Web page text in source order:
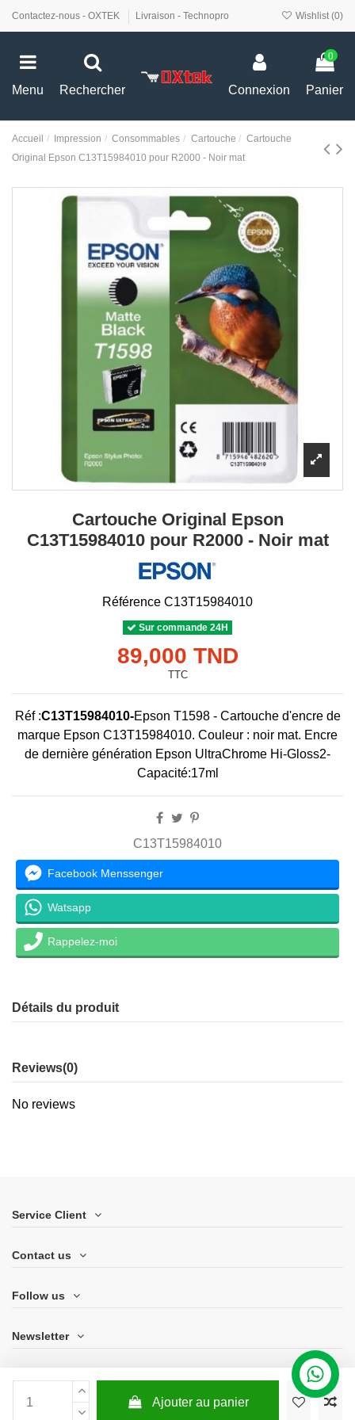
Contactez-nous - OXTEK Livraison - Technopro Wishlist (0)
Menu Rechercher Connexion
0
Panier
Accueil Impression Consommables Cartouche
Cartouche
Original Epson C13T15984010 pour R2000 - Noir mat
Cartouche Original Epson
C13T15984010 pour R2000 - Noir mat
Référence C13T15984010
Sur commande 24H
89,000 TND
TTC
Réf :C13T15984010-Epson T1598- Cartouche d'encre de
marque Epson C13T15984010. Couleur : noir mat. Encre
de dernière génération Epson UltraChrome Hi-Gloss2-
Capacité:17ml
Ajouter au panier
C13T15984010
Facebook Menssenger
Watsapp
Rappelez-moi
Détails du produit
Reviews(0)
No reviews
Service Client
Contact us
Follow us
Newsletter